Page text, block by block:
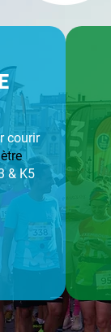
courir
& K5